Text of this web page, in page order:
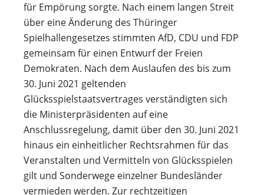
für Empörung sorgte. Nach einem langen Streit
über eine Änderung des Thüringer
Spielhallengesetzes stimmten AfD, CDU und FDP
gemeinsam für einen Entwurf der Freien
Demokraten. Nach dem Auslaufen des bis zum
30. Juni 2021 geltenden
Glücksspielstaatsvertrages verständigten sich
die Ministerpräsidenten auf eine
Anschlussregelung, damit über den 30. Juni 2021
hinaus ein einheitlicher Rechtsrahmen für das
Veranstalten und Vermitteln von Glücksspielen
gilt und Sonderwege einzelner Bundesländer
vermieden werden. Zur rechtzeitigen